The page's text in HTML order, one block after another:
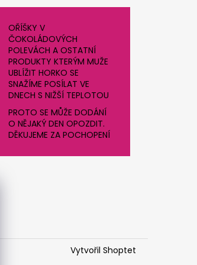
OŘÍŠKY V
ČOKOLÁDOVÝCH
POLEVÁCH A OSTATNÍ
PRODUKTY KTERÝM MUŽE
UBLÍŽIT HORKO SE
SNAŽÍME POSÍLAT VE
DNECH S NIŽŠÍ TEPLOTOU
PROTO SE MŮŽE DODÁNÍ
O NĚJAKÝ DEN OPOZDIT.
DĚKUJEME ZA POCHOPENÍ
Vytvořil Shoptet